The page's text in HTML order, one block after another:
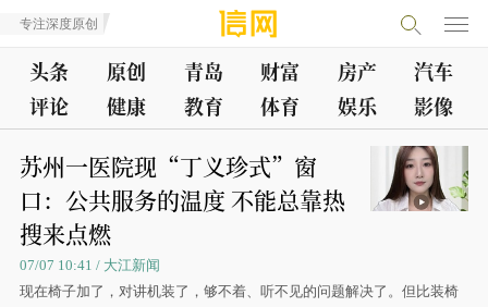
专注深度原创
头条 原创 青岛 财富 房产
汽车
评论
健康 教育 体育 娱乐 影像
苏州一医院现“丁义珍式”窗
口：公共服务的温度 不能总靠热
搜来点燃
07/07 10:41 / 大江新闻
现在椅子加了，对讲机装了，够不着、听不见的问题解决了。但比装椅